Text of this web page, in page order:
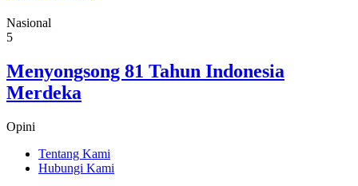
Nasional
5
Menyongsong 81 Tahun Indonesia
Merdeka
Opini
Tentang Kami
Hubungi Kami